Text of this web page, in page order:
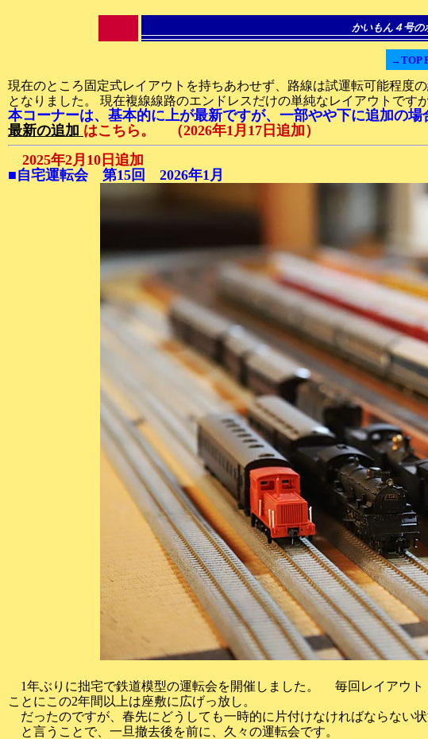
かいもん４号
→TOP
現在のところ固定式レイアウトを持ちあわせず、路線は試運転可能程度
となりました。 現在複線線路のエンドレスだけの単純なレイアウトです
本コーナーは、基本的に上が最新ですが、一部やや下に追加の場
最新の追加 はこちら。 （2026年1月17日追加）
2025年2月10日追加
■自宅運転会 第15回 2026年1月
1年ぶりに拙宅で鉄道模型の運転会を開催しました。 毎回レイアウト
ことにこの2年間以上は座敷に広げっ放し。
だったのですが、春先にどうしても一時的に片付けなければならない状
と言うことで、一旦撤去後を前に、久々の運転会です。